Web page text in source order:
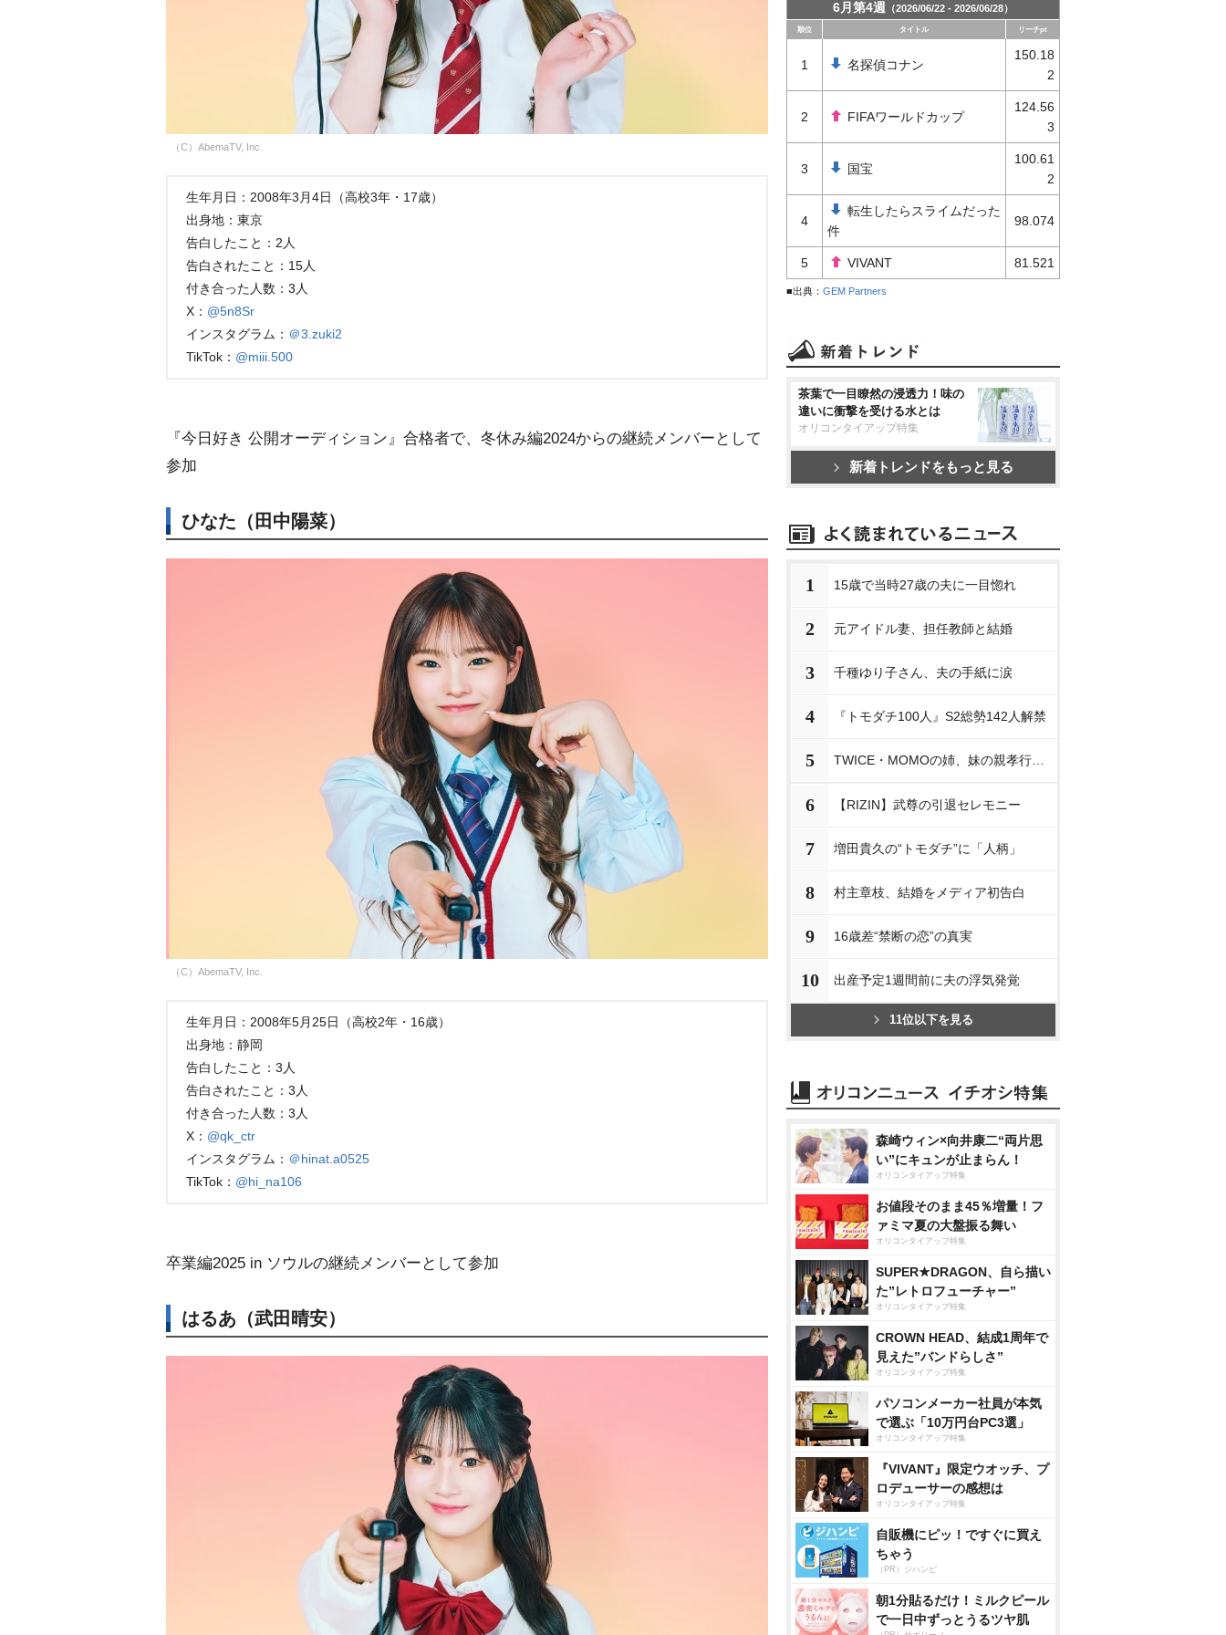
（C）AbemaTV, Inc.
生年月日：2008年3月4日（高校3年・17歳）
出身地：東京
告白したこと：2人
告白されたこと：15人
付き合った人数：3人
X： @5n8Sr
インスタグラム： ＠3.zuki2
TikTok： @miii.500
『今日好き 公開オーディション』合格者で、冬休み編2024からの継続メンバーとして
参加
ひなた（田中陽菜）
（C）AbemaTV, Inc.
生年月日：2008年5月25日（高校2年・16歳）
出身地：静岡
告白したこと：3人
告白されたこと：3人
付き合った人数：3人
X： @qk_ctr
インスタグラム： ＠hinat.a0525
TikTok： @hi_na106
卒業編2025 in ソウルの継続メンバーとして参加
はるあ（武田晴安）
6月第4週 （2026/06/22 - 2026/06/28）
順位 タイトル リーチpt
1 名探偵コナン
150.18
2
2 FIFAワールドカップ
124.56
3
3 国宝
100.61
2
4
転生したらスライムだった
件
98.074
5 VIVANT 81.521
■出典： GEM Partners
茶葉で一目瞭然の浸透力！味の
違いに衝撃を受ける水とは
オリコンタイアップ特集
新着トレンドをもっと見る
1 15歳で当時27歳の夫に一目惚れ
2 元アイドル妻、担任教師と結婚
3 千種ゆり子さん、夫の手紙に涙
4 『トモダチ100人』S2総勢142人解禁
5
6 【RIZIN】武尊の引退セレモニー
7 増田貴久の“トモダチ”に「人柄」
8 村主章枝、結婚をメディア初告白
9 16歳差“禁断の恋”の真実
10 出産予定1週間前に夫の浮気発覚
11位以下を見る
森崎ウィン×向井康二“両片思
い”にキュンが止まらん！
オリコンタイアップ特集
お値段そのまま45％増量！フ
ァミマ夏の大盤振る舞い
オリコンタイアップ特集
SUPER★DRAGON、自ら描い
た”レトロフューチャー”
オリコンタイアップ特集
CROWN HEAD、結成1周年で
見えた”バンドらしさ”
オリコンタイアップ特集
パソコンメーカー社員が本気
で選ぶ「10万円台PC3選」
オリコンタイアップ特集
『VIVANT』限定ウオッチ、プ
ロデューサーの感想は
オリコンタイアップ特集
自販機にピッ！ですぐに買え
ちゃう
（PR）ジハンピ
朝1分貼るだけ！ミルクピール
で一日中ずっとうるツヤ肌